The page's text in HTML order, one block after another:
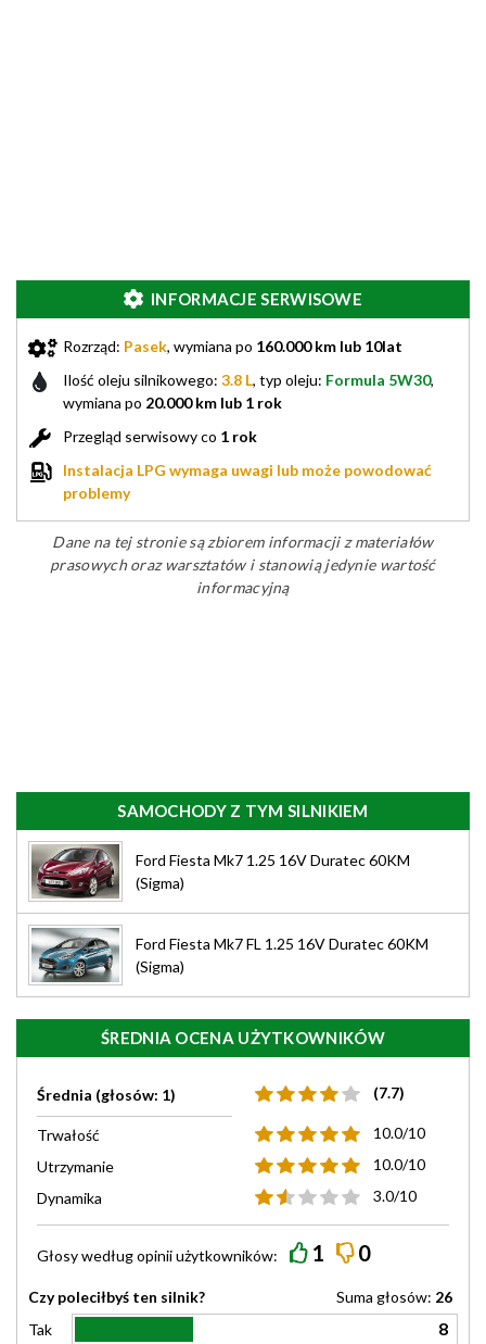
INFORMACJE SERWISOWE
Rozrząd: Pasek, wymiana po 160.000 km lub 10lat
Ilość oleju silnikowego: 3.8 L, typ oleju: Formula 5W30,
wymiana po 20.000 km lub 1 rok
Przegląd serwisowy co 1 rok
Instalacja LPG wymaga uwagi lub może powodować
problemy
Dane na tej stronie są zbiorem informacji z materiałów
prasowych oraz warsztatów i stanowią jedynie wartość
informacyjną
SAMOCHODY Z TYM SILNIKIEM
Ford Fiesta Mk7 1.25 16V Duratec 60KM
(Sigma)
Ford Fiesta Mk7 FL 1.25 16V Duratec 60KM
(Sigma)
ŚREDNIA OCENA UŻYTKOWNIKÓW
Średnia (głosów: 1) (7.7)
Trwałość
10.0/10
Utrzymanie
10.0/10
Dynamika
3.0/10
Głosy wedługopiniiużytkowników: 1 0
Czy poleciłbyś ten silnik? Suma głosów: 26
Tak
8